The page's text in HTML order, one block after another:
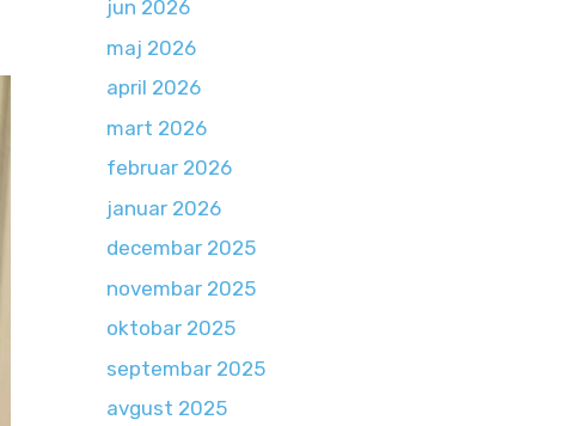
jun 2026
maj 2026
april 2026
mart 2026
februar 2026
januar 2026
decembar 2025
novembar 2025
oktobar 2025
septembar 2025
avgust 2025